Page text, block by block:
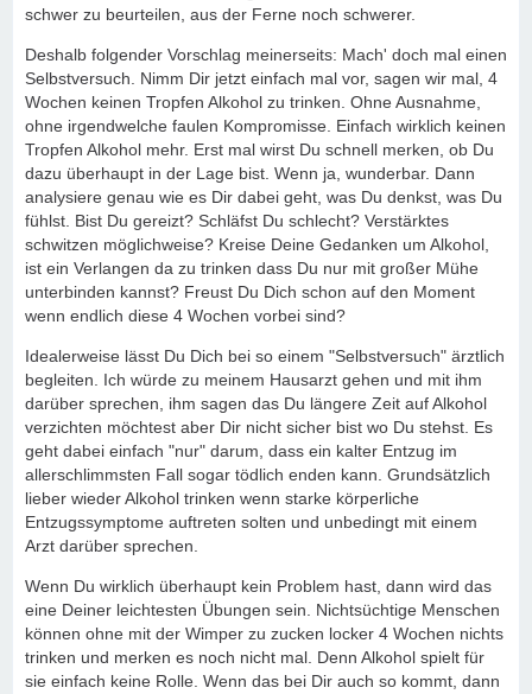
schwer zu beurteilen, aus der Ferne noch schwerer.
Deshalb folgender Vorschlag meinerseits: Mach' doch mal einen
Selbstversuch. Nimm Dir jetzt einfach mal vor, sagen wir mal, 4
Wochen keinen Tropfen Alkohol zu trinken. Ohne Ausnahme,
ohne irgendwelche faulen Kompromisse. Einfach wirklich keinen
Tropfen Alkohol mehr. Erst mal wirst Du schnell merken, ob Du
dazu überhaupt in der Lage bist. Wenn ja, wunderbar. Dann
analysiere genau wie es Dir dabei geht, was Du denkst, was Du
fühlst. Bist Du gereizt? Schläfst Du schlecht? Verstärktes
schwitzen möglichweise? Kreise Deine Gedanken um Alkohol,
ist ein Verlangen da zu trinken dass Du nur mit großer Mühe
unterbinden kannst? Freust Du Dich schon auf den Moment
wenn endlich diese 4 Wochen vorbei sind?
Idealerweise lässt Du Dich bei so einem "Selbstversuch" ärztlich
begleiten. Ich würde zu meinem Hausarzt gehen und mit ihm
darüber sprechen, ihm sagen das Du längere Zeit auf Alkohol
verzichten möchtest aber Dir nicht sicher bist wo Du stehst. Es
geht dabei einfach "nur" darum, dass ein kalter Entzug im
allerschlimmsten Fall sogar tödlich enden kann. Grundsätzlich
lieber wieder Alkohol trinken wenn starke körperliche
Entzugssymptome auftreten solten und unbedingt mit einem
Arzt darüber sprechen.
Wenn Du wirklich überhaupt kein Problem hast, dann wird das
eine Deiner leichtesten Übungen sein. Nichtsüchtige Menschen
können ohne mit der Wimper zu zucken locker 4 Wochen nichts
trinken und merken es noch nicht mal. Denn Alkohol spielt für
sie einfach keine Rolle. Wenn das bei Dir auch so kommt, dann